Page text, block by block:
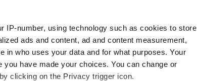
IP-number, using technology such as cookies to store
ads and content, ad and content measurement,
in who uses your data and for what purposes. Your
have made your choices. You can change or
clicking on the Privacy trigger icon.